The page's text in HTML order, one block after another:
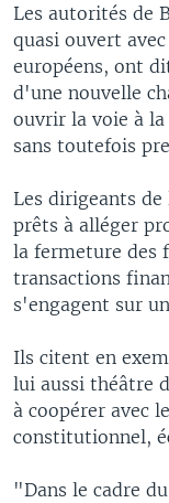
Les autorités de
quasi ouvert
européens, ont
d'une nouvelle
ouvrir la voie à
sans toutefois
Les dirigeants de
prêts à alléger
la fermeture des
transactions
s'engagent sur
Ils citent en
lui aussi théâtre
à coopérer avec
constitutionnel,
"Dans le cadre